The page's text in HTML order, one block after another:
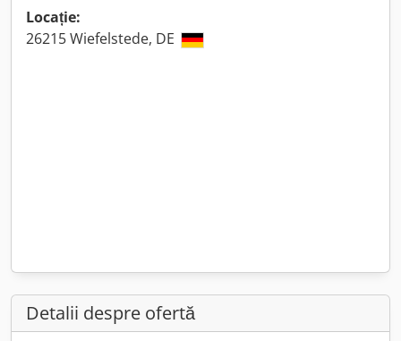
Locație:
26215 Wiefelstede, DE
Detalii despre ofertă